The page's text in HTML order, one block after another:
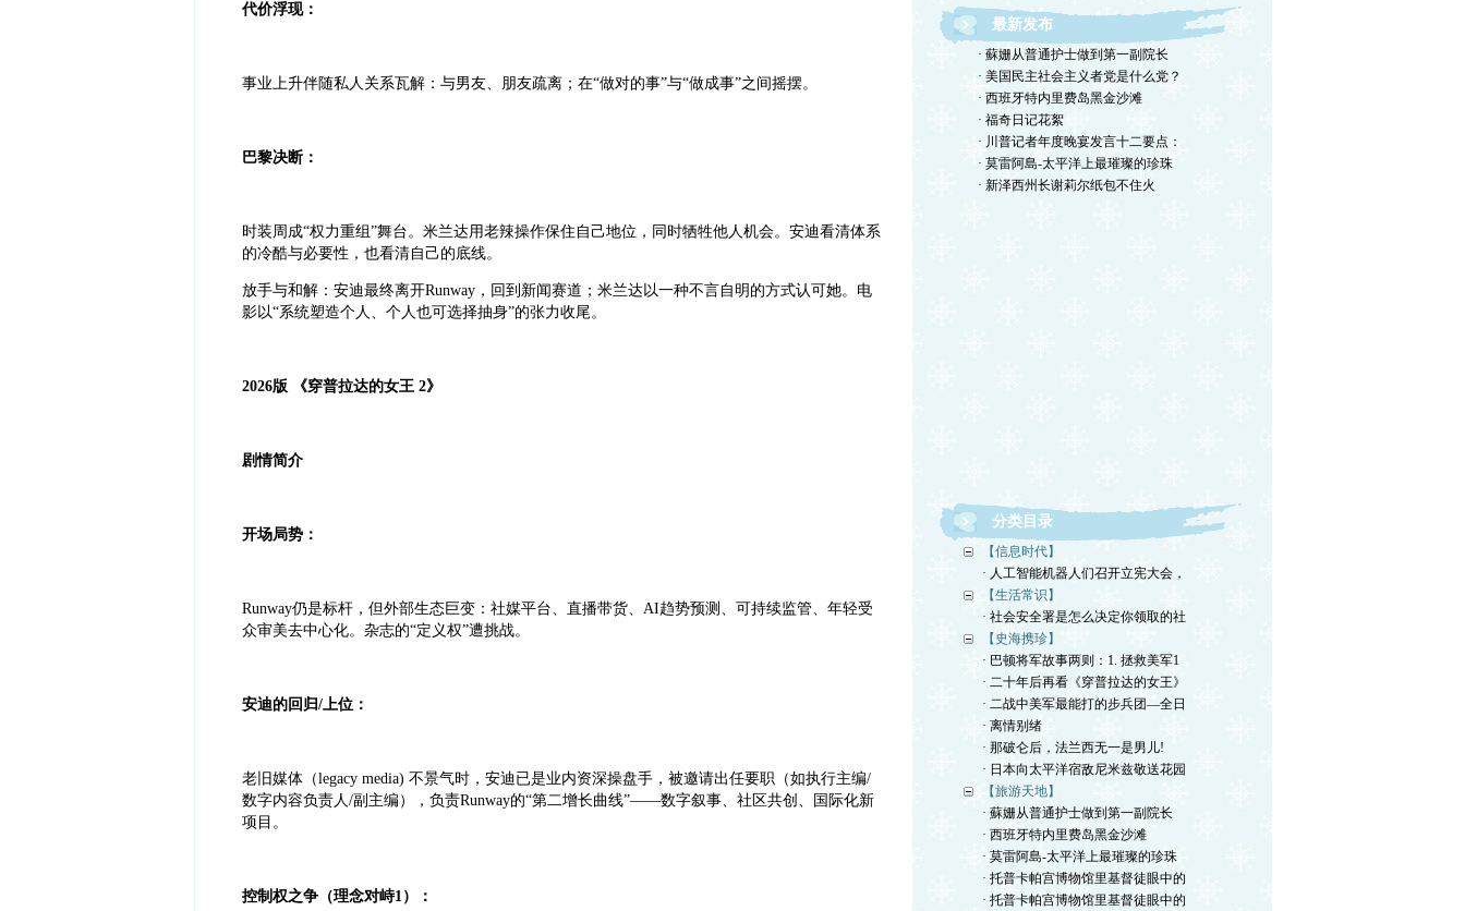
代价浮现：
事业上升伴随私人关系瓦解：与男友、朋友疏离；在“做对的事”与“做成事”之间摇摆。
巴黎决断：
时装周成“权力重组”舞台。米兰达用老辣操作保住自己地位，同时牺牲他人机会。安迪看清体系
的冷酷与必要性，也看清自己的底线。
放手与和解：安迪最终离开Runway，回到新闻赛道；米兰达以一种不言自明的方式认可她。电
影以“系统塑造个人、个人也可选择抽身”的张力收尾。
2026版 《穿普拉达的女王 2》
剧情简介
开场局势：
Runway仍是标杆，但外部生态巨变：社媒平台、直播带货、AI趋势预测、可持续监管、年轻受
众审美去中心化。杂志的“定义权”遭挑战。
安迪的回归/上位：
老旧媒体（legacy media) 不景气时，安迪已是业内资深操盘手，被邀请出任要职（如执行主编/
数字内容负责人/副主编），负责Runway的“第二增长曲线”——数字叙事、社区共创、国际化新
项目。
控制权之争（理念对峙1）：
最新发布
· 蘇姗从普通护士做到第一副院长
· 美国民主社会主义者党是什么党？
· 西班牙特内里费岛黑金沙滩
· 福奇日记花絮
· 川普记者年度晚宴发言十二要点：
· 莫雷阿島-太平洋上最璀璨的珍珠
· 新泽西州长谢莉尔纸包不住火
分类目录
【信息时代】
· 人工智能机器人们召开立宪大会，
【生活常识】
· 社会安全署是怎么决定你领取的社
【史海携珍】
· 巴顿将军故事两则：1. 拯救美军1
· 二十年后再看《穿普拉达的女王》
· 二战中美军最能打的步兵团—全日
· 离情别绪
· 那破仑后，法兰西无一是男儿!
· 日本向太平洋宿敌尼米兹敬送花园
【旅游天地】
· 蘇姗从普通护士做到第一副院长
· 西班牙特内里费岛黑金沙滩
· 莫雷阿島-太平洋上最璀璨的珍珠
· 托普卡帕宫博物馆里基督徒眼中的
· 托普卡帕宫博物馆里基督徒眼中的